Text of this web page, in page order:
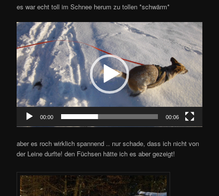
es war echt toll im Schnee herum zu tollen *schwärm*
Video-
Player
00:00 00:06
aber es roch wirklich spannend .. nur schade, dass ich nicht von
der Leine durfte! den Füchsen hätte ich es aber gezeigt!